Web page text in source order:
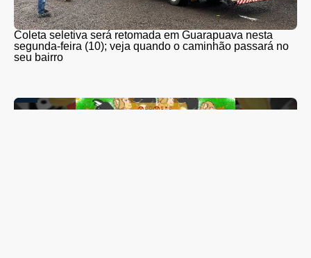
Coleta seletiva será retomada em Guarapuava nesta
segunda-feira (10); veja quando o caminhão passará no
seu bairro